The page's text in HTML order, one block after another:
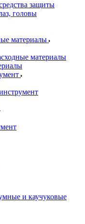
защиты
головы
материалы
материалы
и каучуковые